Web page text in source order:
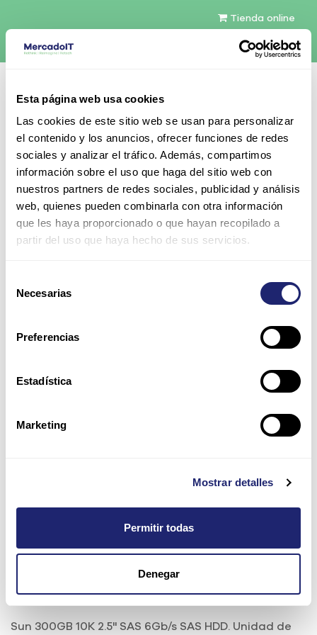
Esta página web usa cookies
Las cookies de este sitio web se usan para personalizar
el contenido y los anuncios, ofrecer funciones de redes
sociales y analizar el tráfico. Además, compartimos
información sobre el uso que haga del sitio web con
nuestros partners de redes sociales, publicidad y análisis
web, quienes pueden combinarla con otra información
que les haya proporcionado o que hayan recopilado a
partir del uso que haya hecho de sus servicios.
Necesarias
Preferencias
Estadística
Marketing
Mostrar detalles
Permitir todas
Denegar
Tienda online
Español
Contáctenos
Todos los productos
Sun 300GB 10K 2.5" SAS 6Gb/s SAS HDD
Sun 300GB 10K 2.5" SAS 6Gb/s
Ref: 9FK066-045
Sun 300GB 10K 2.5" SAS 6Gb/s SAS HDD. Unidad de